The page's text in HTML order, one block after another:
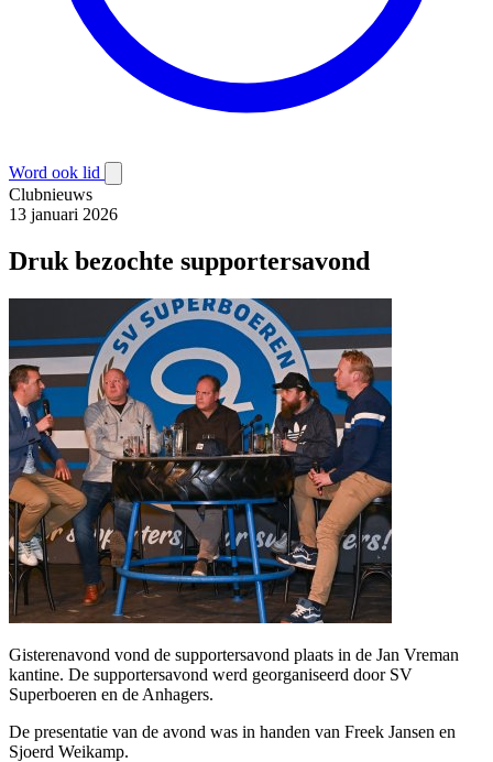
Word ook lid
Clubnieuws
13 januari 2026
Druk bezochte supportersavond
Gisterenavond vond de supportersavond plaats in de Jan Vreman
kantine. De supportersavond werd georganiseerd door SV
Superboeren en de Anhagers.
De presentatie van de avond was in handen van Freek Jansen en
Sjoerd Weikamp.